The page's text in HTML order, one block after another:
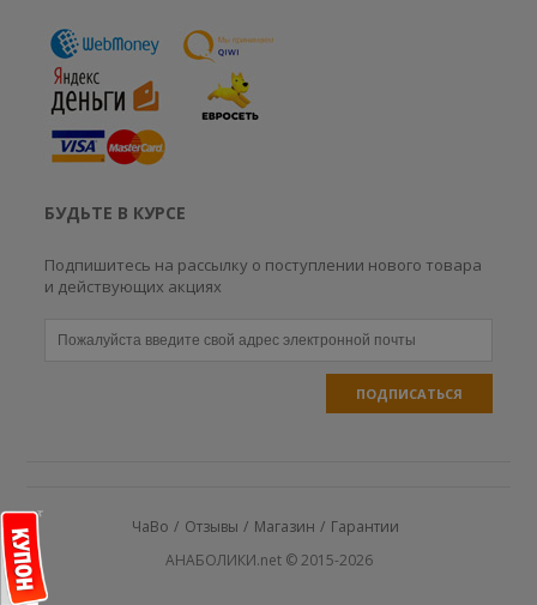
БУДЬТЕ В КУРСЕ
Подпишитесь на рассылку о поступлении нового товара
и действующих акциях
ЧаВо Отзывы Магазин
Гарантии
АНАБОЛИКИ.net © 2015-2026